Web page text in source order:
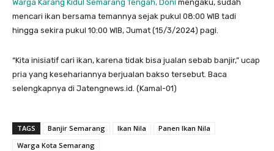
Warga Karang Kidul Semarang Tengah, Doni mengaku, sudah
mencari ikan bersama temannya sejak pukul 08:00 WIB tadi
hingga sekira pukul 10:00 WIB, Jumat (15/3/2024) pagi.
“Kita inisiatif cari ikan, karena tidak bisa jualan sebab banjir,” ucap
pria yang kesehariannya berjualan bakso tersebut. Baca
selengkapnya di Jatengnews.id. (Kamal-01)
TAGS Banjir Semarang Ikan Nila
Panen Ikan Nila
Warga Kota Semarang